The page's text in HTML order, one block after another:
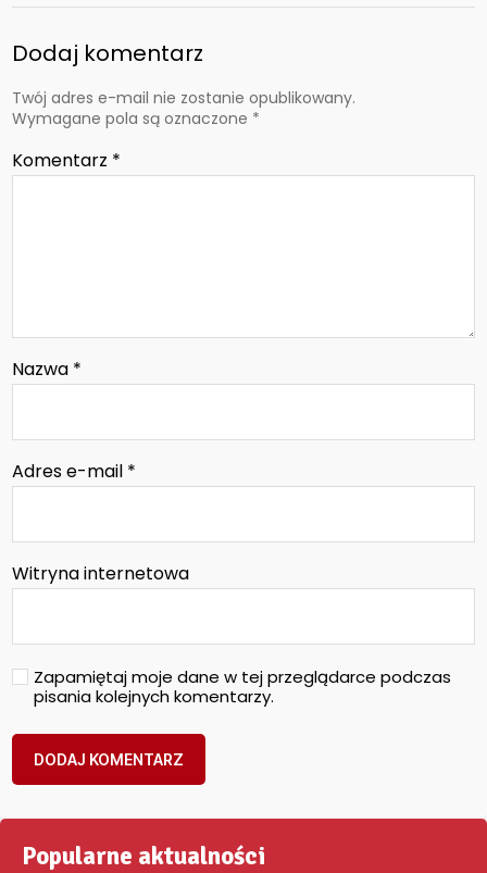
Dodaj komentarz
Twój adres e-mail nie zostanie opublikowany.
Wymagane pola są oznaczone *
Komentarz *
Nazwa *
Adres e-mail *
Witryna internetowa
Zapamiętaj moje dane w tej przeglądarce podczas
pisania kolejnych komentarzy.
Popularne aktualności